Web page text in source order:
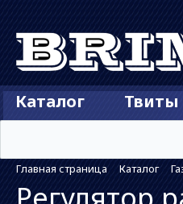
Каталог Твиты
Главная страница Каталог